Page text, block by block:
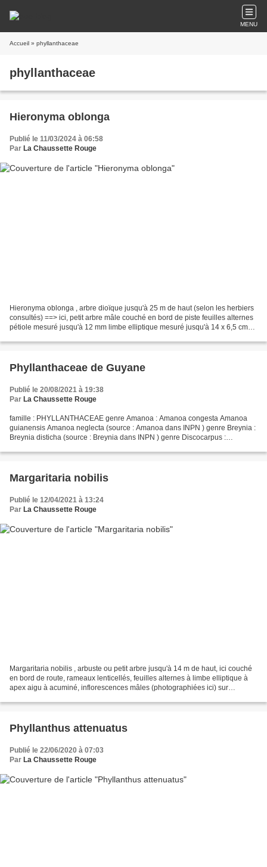
MENU
Accueil » phyllanthaceae
phyllanthaceae
Hieronyma oblonga
Publié le 11/03/2024 à 06:58
Par La Chaussette Rouge
Hieronyma oblonga , arbre dioïque jusqu'à 25 m de haut (selon les herbiers
consultés) ==> ici, petit arbre mâle couché en bord de piste feuilles alternes
pétiole mesuré jusqu'à 12 mm limbe elliptique mesuré jusqu'à 14 x 6,5 cm
Phyllanthaceae de Guyane
Publié le 20/08/2021 à 19:38
Par La Chaussette Rouge
famille : PHYLLANTHACEAE genre Amanoa : Amanoa congesta Amanoa
guianensis Amanoa neglecta (source : Amanoa dans INPN ) genre Breynia :
Breynia disticha (source : Breynia dans INPN ) genre Discocarpus :
Margaritaria nobilis
Publié le 12/04/2021 à 13:24
Par La Chaussette Rouge
Margaritaria nobilis , arbuste ou petit arbre jusqu'à 14 m de haut, ici couché
en bord de route, rameaux lenticellés, feuilles alternes à limbe elliptique à
apex aigu à acuminé, inflorescences mâles (photographiées ici) sur
Phyllanthus attenuatus
Publié le 22/06/2020 à 07:03
Par La Chaussette Rouge